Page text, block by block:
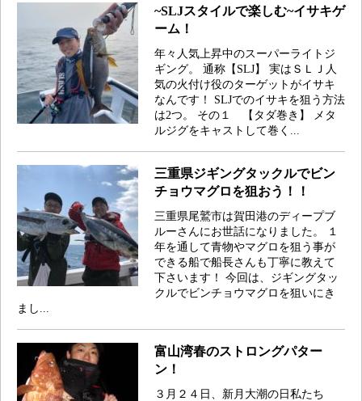
~SLJスタイルで楽しむ~イサキゲ
ーム！
年々人気上昇中のスーパーライトジ
ギング。 通称【SLJ】 実はＳＬＪ人
気の火付け役のターゲットがイサキ
なんです！ SLJでのイサキを狙う方法
は2つ。 その１ 【タダ巻き】 メタ
ルジグをキャストして巻く...
三重県ジギングタックルでビン
チョウマグロを狙おう！！
三重県尾鷲市は賀田港のディープブ
ルーさんにお世話になりました。 １
年を通して青物やマグロを狙う事が
できる船で船長さんも丁寧に教えて
下さいます！ 今回は、ジギングタッ
クルでビンチョウマグロを狙いにき
まし...
富山湾春のストロングパター
ン！
３月２４日、新月大潮の日私たち